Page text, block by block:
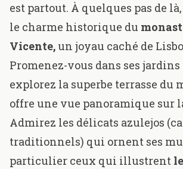
est partout. À quelques pas de
le charme historique du
Vicente, un joyau caché de
Promenez-vous dans ses
explorez la superbe terrasse du
offre une vue panoramique sur
Admirez les délicats azulejos
traditionnels) qui ornent ses
particulier ceux qui illustrent